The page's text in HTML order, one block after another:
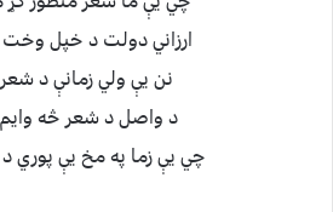
ارزاني دولت د خپل وخت
نن يې ولي زمانې د
د واصل د شعر څه
چي يې زما په مخ يې پوري